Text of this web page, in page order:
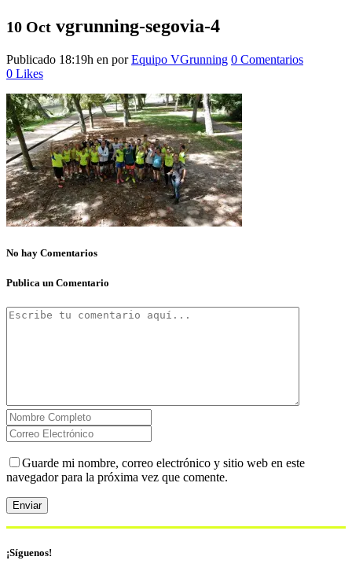
10 Oct vgrunning-segovia-4
Publicado 18:19h en porEquipo VGrunning 0 Comentarios
0 Likes
No hay Comentarios
Publica un Comentario
Guarde mi nombre, correo electrónico y sitio web en este
navegador para la próxima vez que comente.
¡Síguenos!